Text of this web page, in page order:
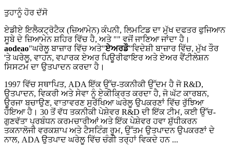
ਤੁਹਾਨੂੰ ਹੋਰ ਦੱਸੋ
ਏਡੀਏ ਇਲੈਕਟ੍ਰੋਟੈਕ (ਜ਼ਿਆਮੇਨ) ਕੰਪਨੀ, ਲਿਮਟਿਡ ਦਾ ਮੁੱਖ ਦਫਤਰ ਫੁਜਿਆਨ
ਸੂਬੇ ਦੇ ਜ਼ਿਆਮੇਨ ਸ਼ਹਿਰ ਵਿੱਚ ਹੈ, ਅਤੇ "" ਵਜੋਂ ਜਾਣਿਆ ਜਾਂਦਾ ਹੈ।
aodeao"ਘਰੇਲੂ ਬਾਜ਼ਾਰ ਵਿੱਚ ਅਤੇ"ਏਅਰਡੌ”ਵਿਦੇਸ਼ੀ ਬਾਜ਼ਾਰ ਵਿੱਚ, ਮੁੱਖ ਤੌਰ
'ਤੇ ਘਰੇਲੂ, ਵਾਹਨ, ਵਪਾਰਕ ਏਅਰ ਪਿਊਰੀਫਾਇਰ ਅਤੇ ਏਅਰ ਵੈਂਟੀਲੇਸ਼ਨ
ਸਿਸਟਮ ਦਾ ਉਤਪਾਦਨ ਕਰਦਾ ਹੈ।
1997 ਵਿੱਚ ਸਥਾਪਿਤ, ADA ਇੱਕ ਉੱਚ-ਤਕਨੀਕੀ ਉੱਦਮ ਹੈ ਜੋ R&D,
ਉਤਪਾਦਨ, ਵਿਕਰੀ ਅਤੇ ਸੇਵਾ ਨੂੰ ਏਕੀਕ੍ਰਿਤ ਕਰਦਾ ਹੈ, ਜੋ ਘੱਟ ਕਾਰਬਨ,
ਊਰਜਾ ਬਚਾਉਣ, ਵਾਤਾਵਰਣ ਸੁਰੱਖਿਆ ਘਰੇਲੂ ਉਪਕਰਣਾਂ ਵਿੱਚ ਰੁੱਝਿਆ
ਹੋਇਆ ਹੈ। 30 ਤੋਂ ਵੱਧ ਤਕਨੀਕੀ ਪੇਸ਼ੇਵਰ R&D ਦੀ ਇੱਕ ਟੀਮ, ਕਈ ਉੱਚ-
ਗੁਣਵੱਤਾ ਪ੍ਰਬੰਧਨ ਕਰਮਚਾਰੀਆਂ ਅਤੇ ਇੱਕ ਪੇਸ਼ੇਵਰ ਹਵਾ ਸ਼ੁੱਧੀਕਰਨ
ਤਕਨਾਲੋਜੀ ਵਰਕਸ਼ਾਪ ਅਤੇ ਟੈਸਟਿੰਗ ਰੂਮ, ਉੱਤਮ ਉਤਪਾਦਨ ਉਪਕਰਣਾਂ ਦੇ
ਨਾਲ, ADA ਉਤਪਾਦ ਘਰੇਲੂ ਵਿੱਚ ਚੰਗੀ ਤਰ੍ਹਾਂ ਵਿਕਦੇ ਹਨ ...